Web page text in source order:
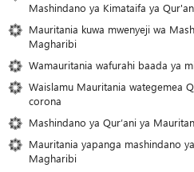
Mashindano ya Kimataifa ya
Mauritania kuwa mwenyeji wa
Magharibi
Wamauritania wafurahi baada ya
Waislamu Mauritania wategemea
corona
Mashindano ya Qur’ani ya
Mauritania yapanga mashindano
Magharibi